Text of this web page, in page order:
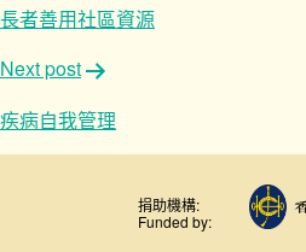
章
導
覽
長者善用社區資源
Next post
疾病自我管理
捐助機構:
Funded by: